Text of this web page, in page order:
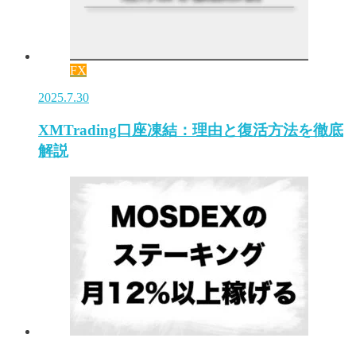
FX
2025.7.30
XMTrading口座凍結：理由と復活方法を徹底
解説